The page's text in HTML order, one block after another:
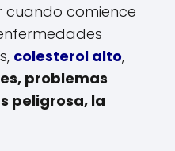
cuando comience
colesterol alto,
problemas
peligrosa, la